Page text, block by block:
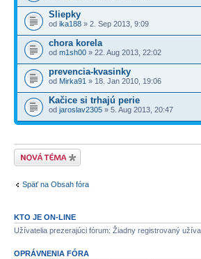
Sliepky
od ika188 » 2. Sep 2013, 9:09
chora korela
od m1sh00 » 22. Aug 2013, 22:02
prevencia-kvasinky
od Mirka91 » 18. Jan 2010, 19:06
Kačice si trhajú perie
od jaroslav2305 » 5. Aug 2013, 20:47
Odoslať novú tému
Späť na Obsah fóra
KTO JE ON-LINE
Užívatelia prezerajúci fórum: Žiadny registrovaný
OPRÁVNENIA FÓRA